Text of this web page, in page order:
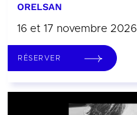
ORELSAN
16 et 17 novembre 2026
RÉSERVER